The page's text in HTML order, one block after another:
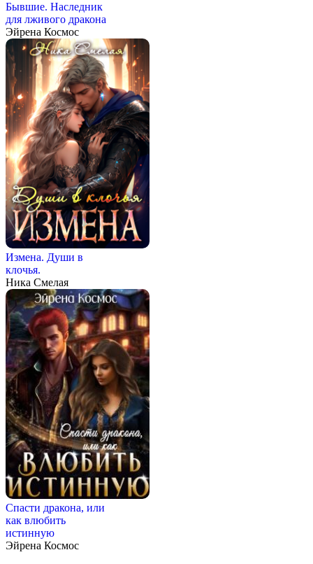
Бывшие. Наследник
для лживого дракона
Эйрена Космос
Измена. Души в
клочья.
Ника Смелая
Спасти дракона, или
как влюбить
истинную
Эйрена Космос